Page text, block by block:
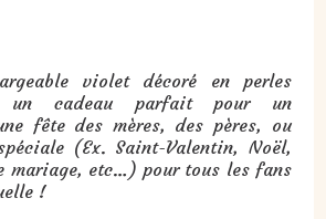
violet décoré en perles
un cadeau parfait pour un
fête des mères, des pères, ou
(Ex. Saint-Valentin, Noël,
mariage, etc…) pour tous les fans
!